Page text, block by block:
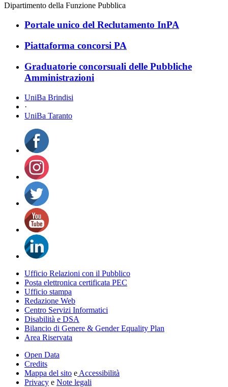
Dipartimento della Funzione Pubblica
Portale unico del Reclutamento InPA
Piattaforma concorsi PA
Graduatorie concorsuali delle Pubbliche
Amministrazioni
UniBa Brindisi
·
UniBa Taranto
Ufficio Relazioni con il Pubblico
Posta elettronica certificata PEC
Ufficio stampa
Redazione Web
Centro Servizi Informatici
Disabilità e DSA
Bilancio di Genere & Gender Equality Plan
Area Riservata
Open Data
Credits
Mappa del sito e Accessibilità
Privacy e Note legali